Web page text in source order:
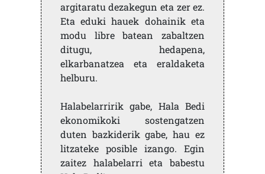
argitaratu dezakegun eta zer ez.
Eta eduki hauek dohainik eta
modu libre batean zabaltzen
ditugu, hedapena,
elkarbanatzea eta eraldaketa
helburu.
Halabelarririk gabe, Hala Bedi
ekonomikoki sostengatzen
duten bazkiderik gabe, hau ez
litzateke posible izango. Egin
zaitez halabelarri eta babestu